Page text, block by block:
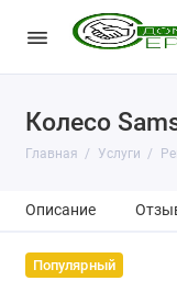
Колесо
Главная Услуги
Описание
Популярный